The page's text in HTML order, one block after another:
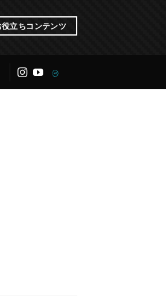
役立ちコンテンツ